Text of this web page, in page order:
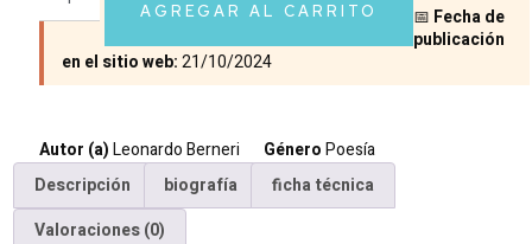
AGREGAR AL CARRITO 📅 Fecha de
publicación
en el sitio web:21/10/2024
Autor (a)Leonardo Berneri GéneroPoesía
Descripción
biografía
ficha técnica
Valoraciones (0)